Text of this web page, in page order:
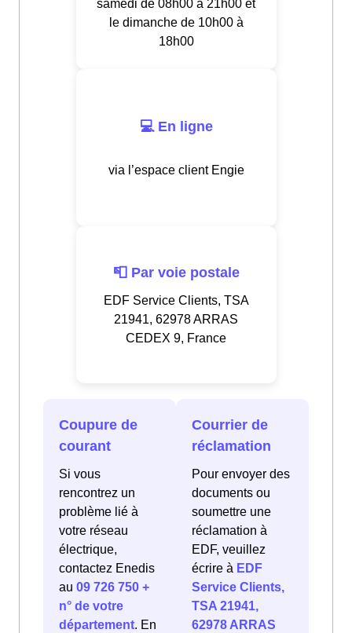
samedi de 08h00 à 21h00 et
le dimanche de 10h00 à
18h00
💻 En ligne
via l’espace client Engie
📮 Par voie postale
EDF Service Clients, TSA
21941, 62978 ARRAS
CEDEX 9, France
Coupure de
courant
Si vous
rencontrez un
problème lié à
votre réseau
électrique,
contactez Enedis
au 09 726 750 +
n° de votre
département. En
Courrier de
réclamation
Pour envoyer des
documents ou
soumettre une
réclamation à
EDF, veuillez
écrire à EDF
Service Clients,
TSA 21941,
62978 ARRAS